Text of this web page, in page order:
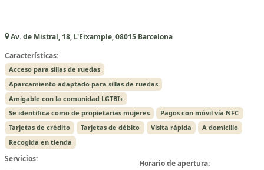
Av. de Mistral, 18, L'Eixample, 08015 Barcelona
Características:
Acceso para sillas de ruedas
Aparcamiento adaptado para sillas de ruedas
Amigable con la comunidad LGTBI+
Se identifica como de propietarias mujeres
Pagos con móvil vía NFC
Tarjetas de crédito
Tarjetas de débito Visita rápida
A domicilio
Recogida en tienda
Servicios:
Horario de apertura: